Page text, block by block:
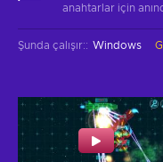
anahtarlar için
Şunda çalışır:: Windows